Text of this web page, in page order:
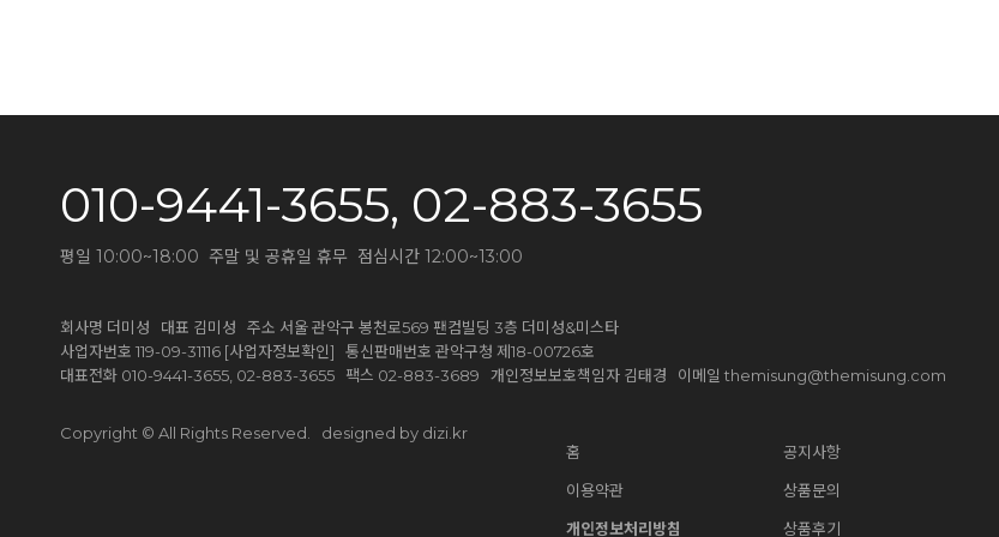
010-9441-3655, 02-883-3655
평일 10:00~18:00 주말 및 공휴일 휴무 점심시간 12:00~13:00
회사명 더미성 대표 김미성 주소 서울 관악구 봉천로569 팬컴빌딩 3층 더미성&미스타
사업자번호 119-09-31116 [사업자정보확인] 통신판매번호 관악구청 제18-00726호
대표전화 010-9441-3655, 02-883-3655 팩스 02-883-3689 개인정보보호책임자 김태경 이메일 themisung@themisung.com
Copyright © All Rights Reserved. designed by dizi.kr
홈
이용약관
개인정보처리방침
공지사항
상품문의
상품후기